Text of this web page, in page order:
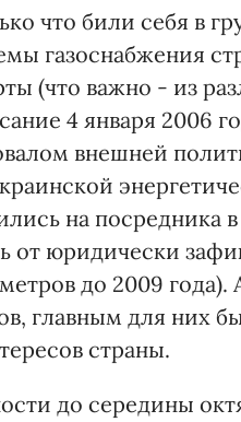
что били себя в
газоснабжения
(что важно - из
4 января 2006
внешней
на посредника
от юридически
до 2009 года).
главным для них
страны.
до середины